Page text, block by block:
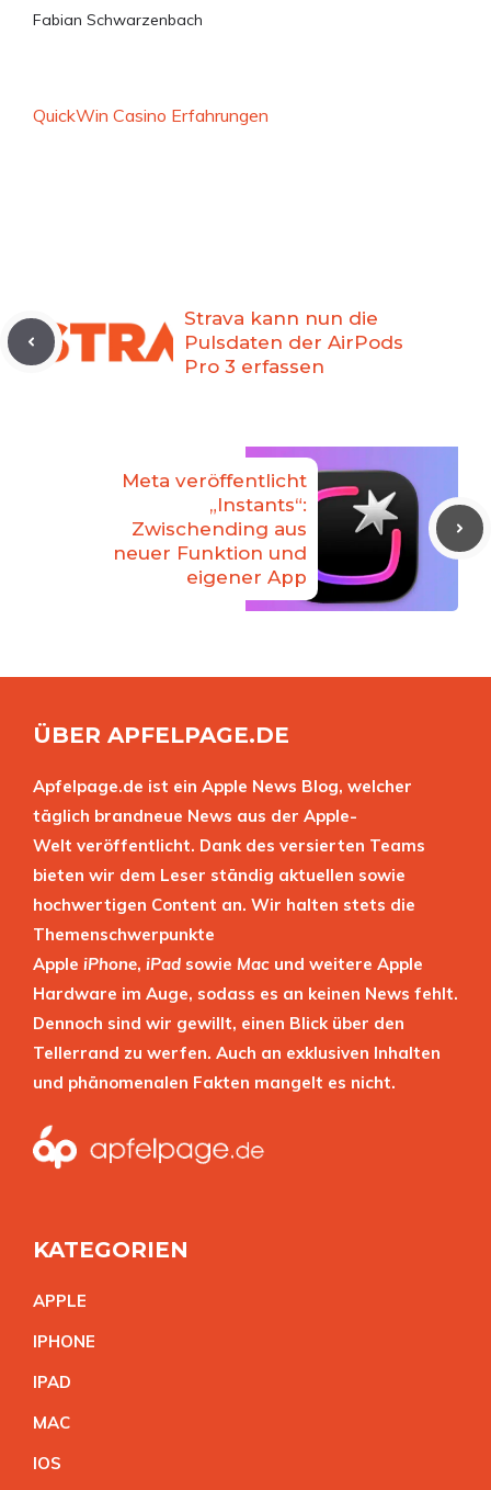
Fabian Schwarzenbach
QuickWin Casino Erfahrungen
Strava kann nun die
Pulsdaten der AirPods
Pro 3 erfassen
Meta veröffentlicht
„Instants“:
Zwischending aus
neuer Funktion und
eigener App
ÜBER APFELPAGE.DE
Apfelpage.de ist ein Apple News Blog, welcher
täglich brandneue News aus der Apple-
Welt veröffentlicht. Dank des versierten Teams
bieten wir dem Leser ständig aktuellen sowie
hochwertigen Content an. Wir halten stets die
Themenschwerpunkte
Apple iPhone, iPad sowie Mac und weitere Apple
Hardware im Auge, sodass es an keinen News fehlt.
Dennoch sind wir gewillt, einen Blick über den
Tellerrand zu werfen. Auch an exklusiven Inhalten
und phänomenalen Fakten mangelt es nicht.
KATEGORIEN
APPLE
IPHONE
IPAD
MAC
IOS